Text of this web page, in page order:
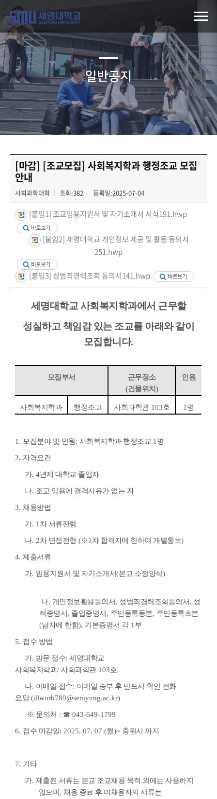
일반공지
[마감] [조교모집] 사회복지학과 행정조교 모집
안내
사회과학대학 조회:382 등록일:2025-07-04
[붙임1] 조교임용지원서 및 자기소개서 서식191.hwp
251.hwp
[붙임3] 성범죄경력조회 동의서141.hwp
세명대학교 사회복지학과에서 근무할
성실하고 책임감 있는 조교를 아래와 같이
모집합니다.
모집부서
근무장소
(건물위치 )
인원
사회복지학과 행정조교 사회과학관103호 1 명
1. 모집분야 및 인원 : 사회복지학과 행정조교 1 명
2. 자격요건
가. 4년제 대학교 졸업자
나. 조교 임용에 결격사유가 없는 자
3. 채용방법
가. 1 차 서류전형
나. 2차 면접전형 (※1 차 합격자에 한하여 개별통보)
4.제출서류
가. 임용지원서 및 자기소개서(본교 소정양식)
나. 개인정보활용동의서, 성범죄경력조회동의서, 성
적증명서, 졸업증명서 , 주민등록등본, 주민등록초본
(남자에 한함), 기본증명서 각1 부
5. 접수 방법
가. 방문 접수:세명대학교
사회복지학과/사회과학관103호
나. 이메일 접수: 이메일 송부 후 반드시 확인 전화
요망(dlworb789@semyung.ac.kr)
※ 문의처 : ☎ 043-649-1799
6. 접수 마감일: 2025. 07. 07.(월)~ 충원시 까지
7. 기타
가. 제출된 서류는 본교 조교채용 목적 외에는 사용하지
않으며, 채용 종료 후 미채용자의 서류는